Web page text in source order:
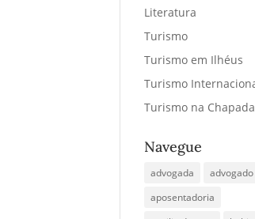
Literatura
Turismo
Turismo em Ilhéus
Turismo
Turismo na Chapada
Navegue
advogada
advogado
aposentadoria